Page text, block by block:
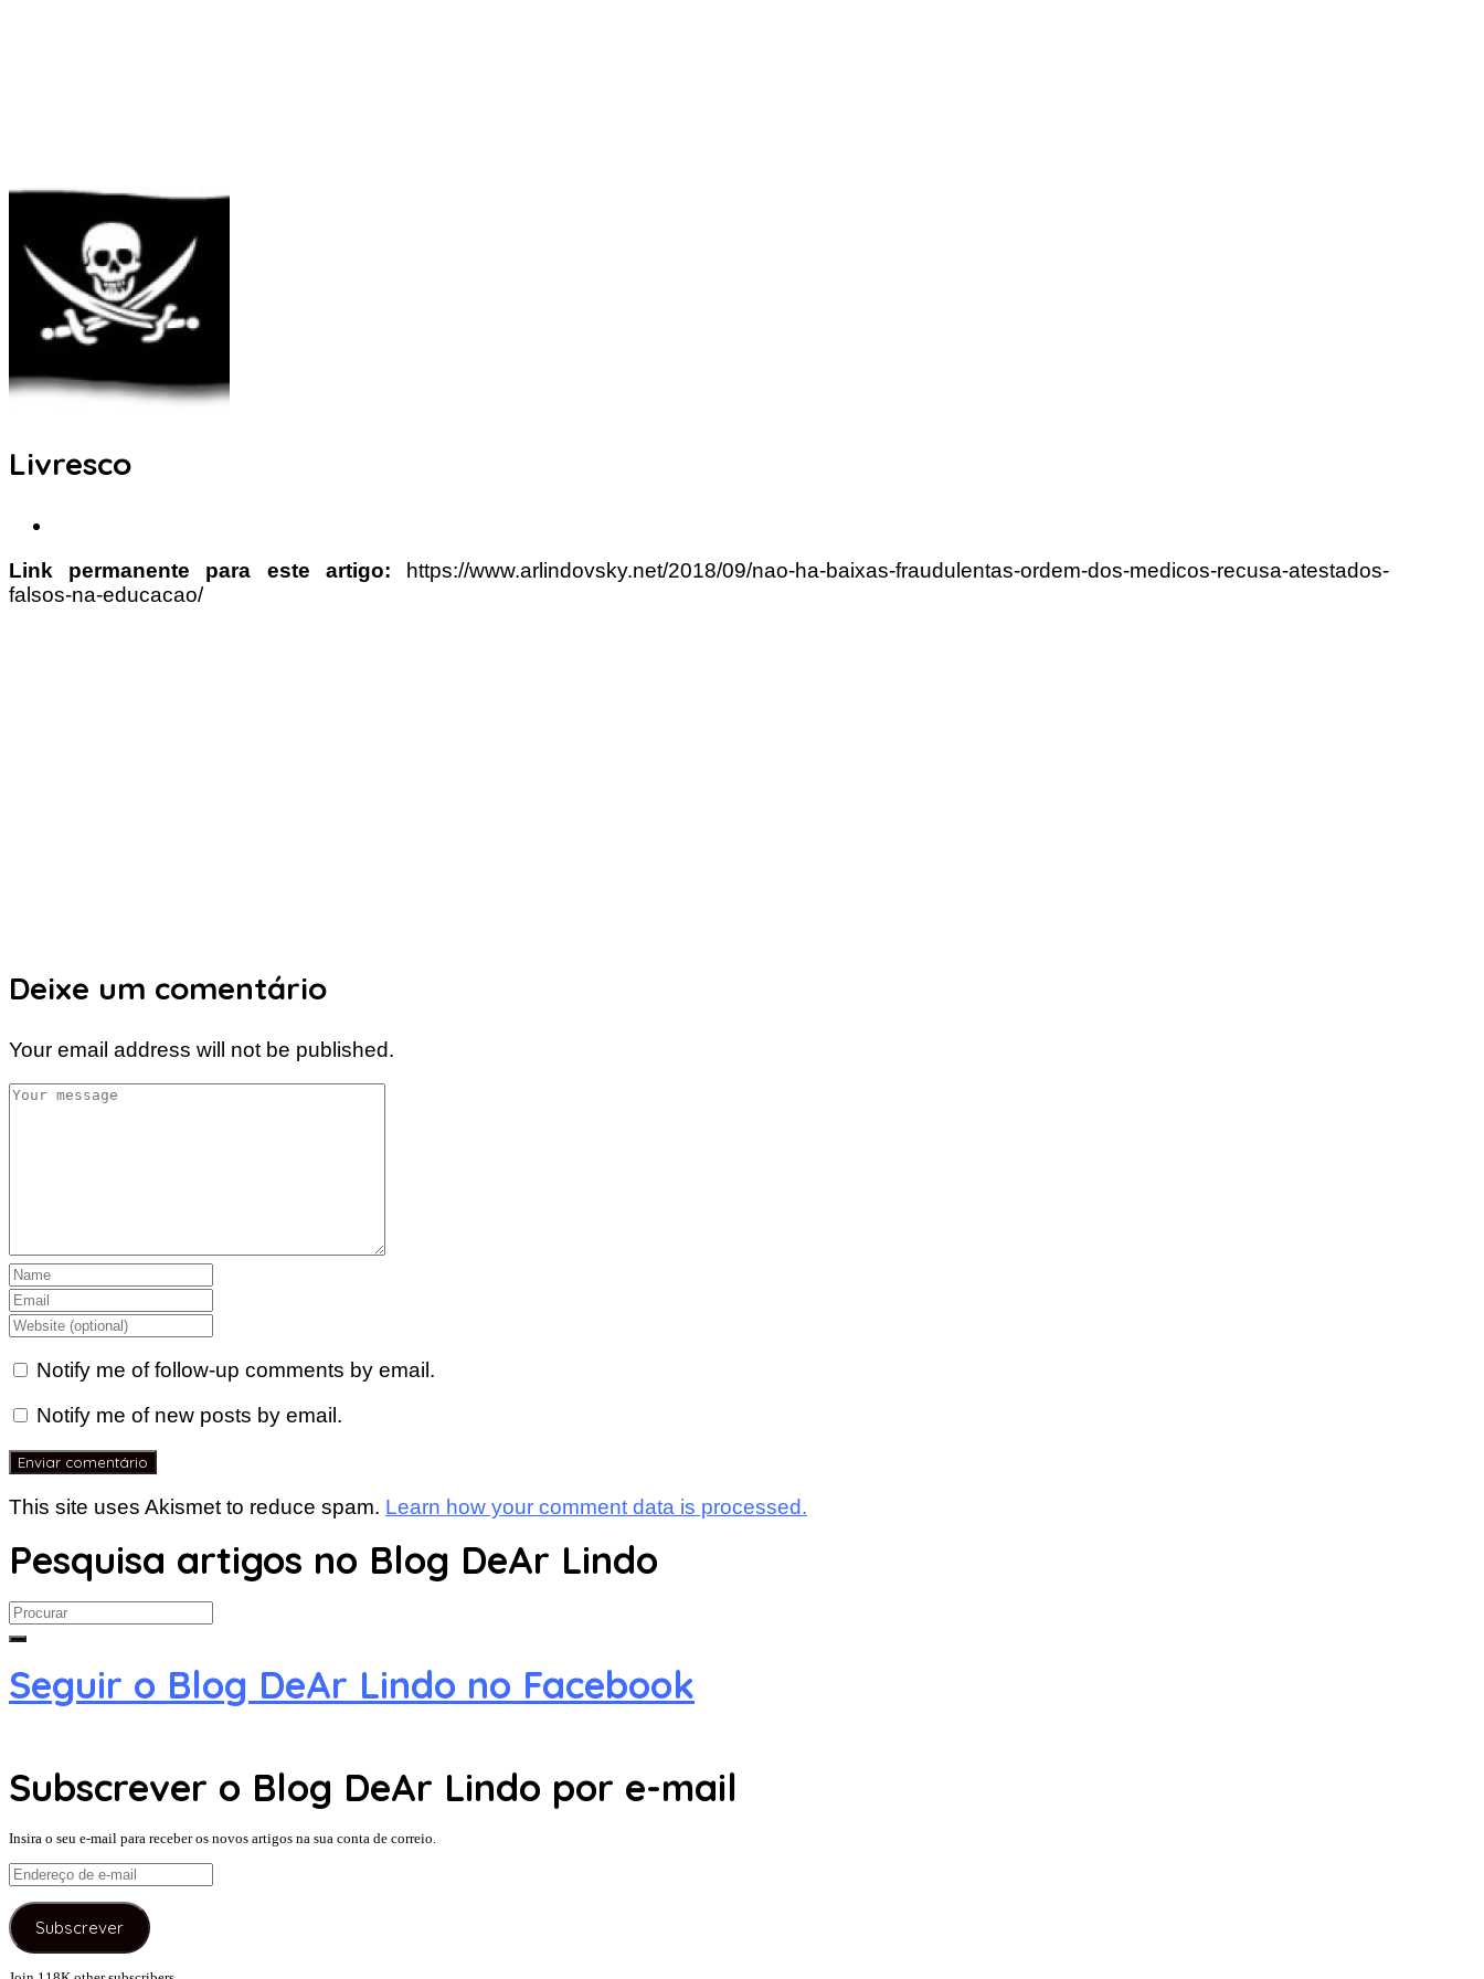
Livresco
Link permanente para este artigo: https://www.arlindovsky.net/2018/09/nao-ha-baixas-fraudulentas-ordem-dos-medicos-recusa-atestados-
falsos-na-educacao/
Deixe um comentário
Your email address will not be published.
Notify me of follow-up comments by email.
Notify me of new posts by email.
This site uses Akismet to reduce spam. Learn how your comment data is processed.
Pesquisa artigos no Blog DeAr Lindo
Search
for:
Seguir o Blog DeAr Lindo no Facebook
Subscrever o Blog DeAr Lindo por e-mail
Insira o seu e-mail para receber os novos artigos na sua conta de correio.
Endereço
de
e-
mail
Subscrever